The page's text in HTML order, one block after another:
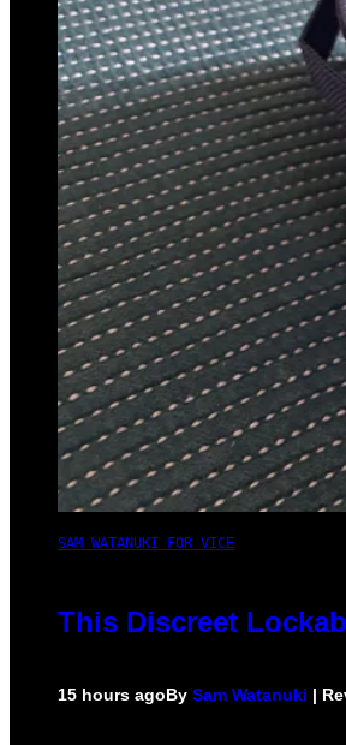
SAM WATANUKI FOR VICE
This Discreet
15 hours agoBy Sam Watanuki |